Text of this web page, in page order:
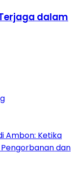
dalam
Ambon: Ketika
dan